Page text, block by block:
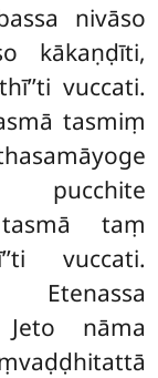
nivāso
kākaṇḍīti,
vuccati.
tasmiṃ
pucchite
tasmā taṃ
vuccati.
nāma